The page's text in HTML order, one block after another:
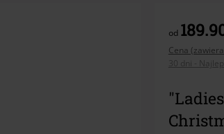
od
Cena
30 dni -